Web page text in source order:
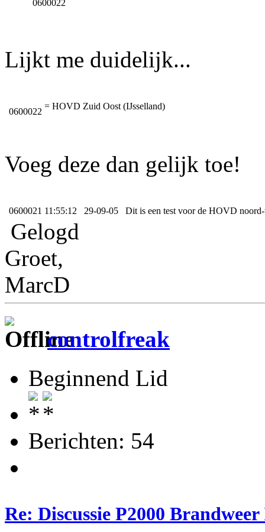
0600022
Lijkt me duidelijk...
0600022
= HOVD Zuid Oost (IJsselland)
Voeg deze dan gelijk toe!
0600021 11:55:12 29-09-05 Dit is een test voor de HOVD noord-
Gelogd
Groet,
MarcD
controlfreak
Beginnend Lid
Berichten: 54
Re: Discussie P2000